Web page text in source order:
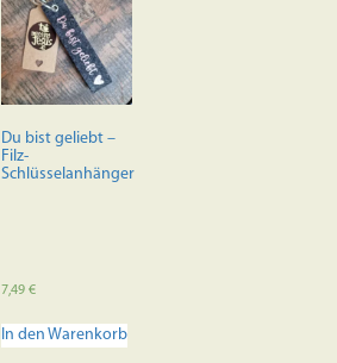
Du bist geliebt –
Filz-
Schlüsselanhänger
7,49€
In den Warenkorb